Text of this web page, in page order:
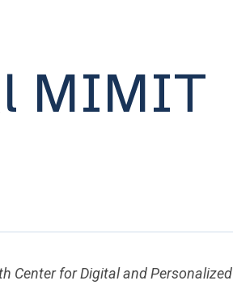
MIMIT
Center for Digital and Personalized